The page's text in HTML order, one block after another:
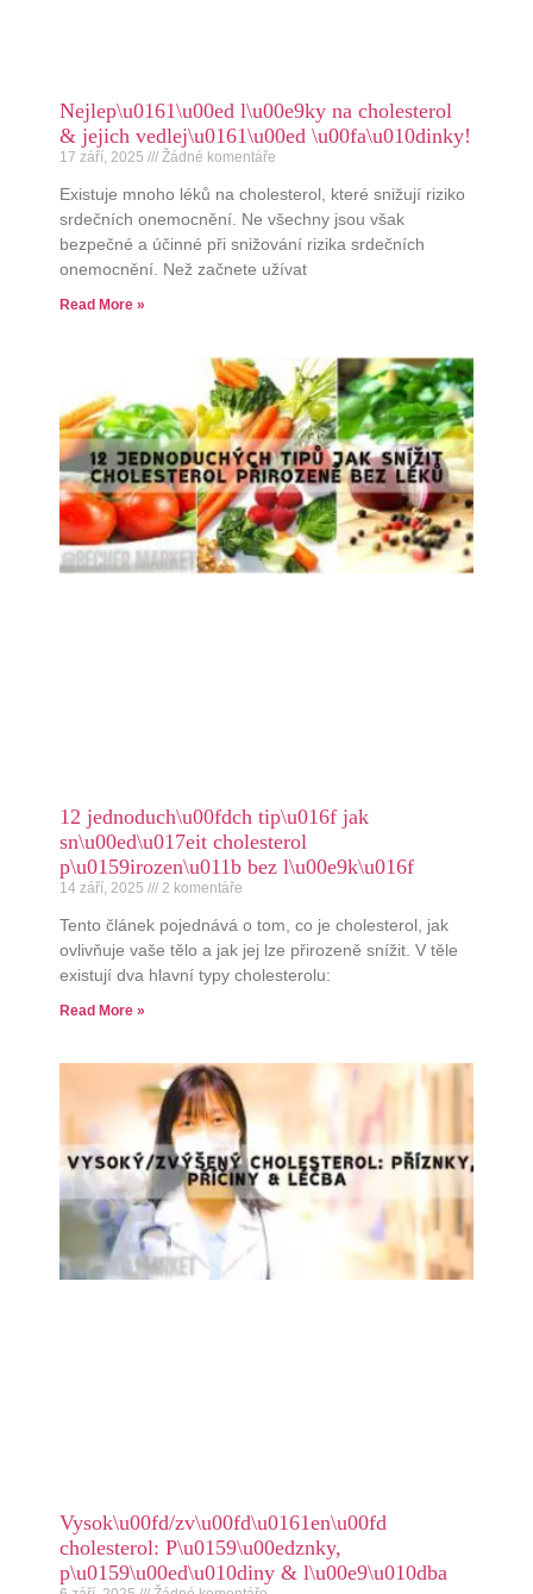
Nejlep\u0161\u00ed l\u00e9ky na cholesterol
& jejich vedlej\u0161\u00ed \u00fa\u010dinky!
17 září, 2025 Žádné komentáře
Existuje mnoho léků na cholesterol, které snižují riziko
srdečních onemocnění. Ne všechny jsou však
bezpečné a účinné při snižování rizika srdečních
onemocnění. Než začnete užívat
Read More »
12 jednoduch\u00fdch tip\u016f jak
sn\u00ed\u017eit cholesterol
p\u0159irozen\u011b bez l\u00e9k\u016f
14 září, 2025 2 komentáře
Tento článek pojednává o tom, co je cholesterol, jak
ovlivňuje vaše tělo a jak jej lze přirozeně snížit. V těle
existují dva hlavní typy cholesterolu:
Read More »
Vysok\u00fd/zv\u00fd\u0161en\u00fd
cholesterol: P\u0159\u00edznky,
p\u0159\u00ed\u010diny & l\u00e9\u010dba